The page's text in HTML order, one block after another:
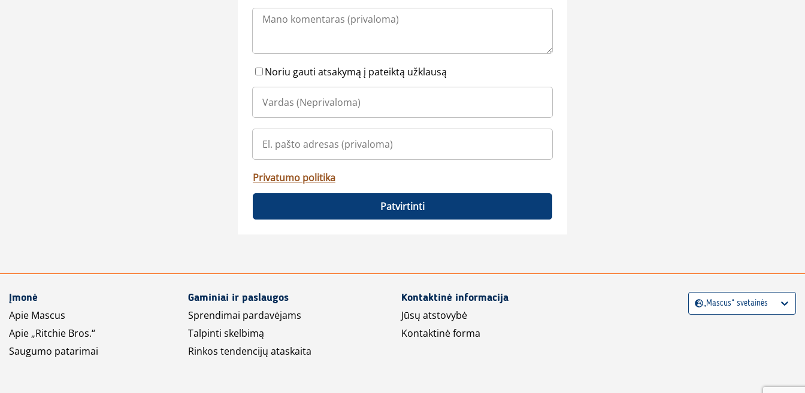
Noriu gauti atsakymą į pateiktą užklausą
Privatumo politika
Patvirtinti
Įmonė
Apie Mascus
Apie „Ritchie Bros.“
Saugumo patarimai
Gaminiai ir paslaugos
Sprendimai pardavėjams
Talpinti skelbimą
Rinkos tendencijų ataskaita
Kontaktinė informacija
Jūsų atstovybė
Kontaktinė forma
„Mascus“ svetainės